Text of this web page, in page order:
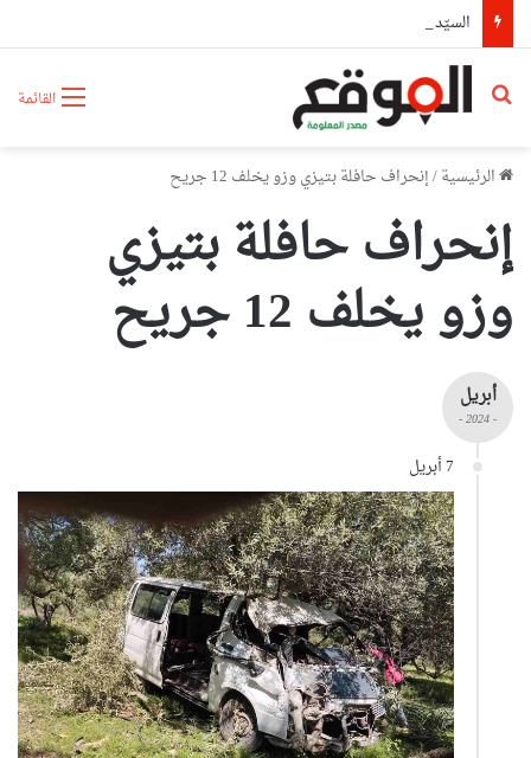
السيّد عطاف يجري لقاء على إنفراد مع نظيره البيلاروسي
القائمة بحث عن
الرئيسية/إنحراف حافلة بتيزي وزو يخلف 12 جريح
إنحراف حافلة بتيزي
وزو يخلف 12 جريح
أبريل
- 2024 -
7 أبريل